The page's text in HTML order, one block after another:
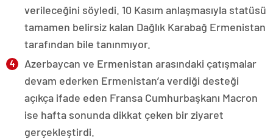
verileceğini söyledi. 10 Kasım anlaşmasıyla statüsü
tamamen belirsiz kalan Dağlık Karabağ Ermenistan
tarafından bile tanınmıyor.
Azerbaycan ve Ermenistan arasındaki çatışmalar
devam ederken Ermenistan’a verdiği desteği
açıkça ifade eden Fransa Cumhurbaşkanı Macron
ise hafta sonunda dikkat çeken bir ziyaret
gerçekleştirdi.